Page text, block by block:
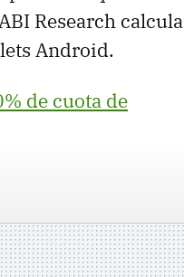
Research calcula
Android.
de cuota de